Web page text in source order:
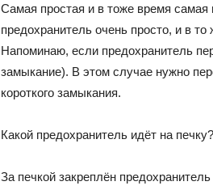
Самая простая и в тоже время самая
предохранитель очень просто, и в
Напоминаю, если предохранитель
замыкание). В этом случае нужно
короткого замыкания.
Какой предохранитель идёт на печку?
За печкой закреплён